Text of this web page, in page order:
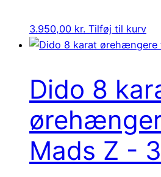
3.950,00 kr. Tilføj til kurv
Dido 8
Mads Z -